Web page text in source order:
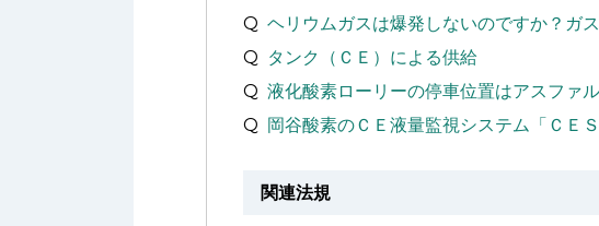
ヘリウムガスは爆発しないのですか？ガ
タンク（ＣＥ）による供給
液化酸素ローリーの停車位置はアスファ
岡谷酸素のＣＥ液量監視システム「ＣＥ
関連法規